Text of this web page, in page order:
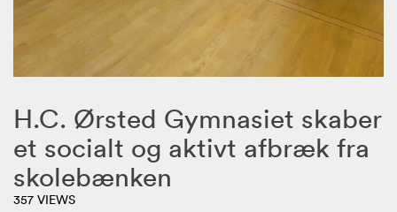
H.C. Ørsted Gymnasiet skaber
et socialt og aktivt afbræk fra
skolebænken
357 VIEWS